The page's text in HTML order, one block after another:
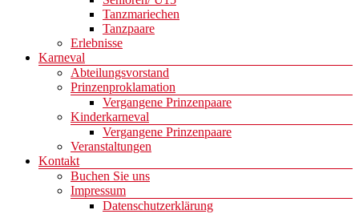
Tanzmariechen
Tanzpaare
Erlebnisse
Karneval
Abteilungsvorstand
Prinzenproklamation
Vergangene Prinzenpaare
Kinderkarneval
Vergangene Prinzenpaare
Veranstaltungen
Kontakt
Buchen Sie uns
Impressum
Datenschutzerklärung